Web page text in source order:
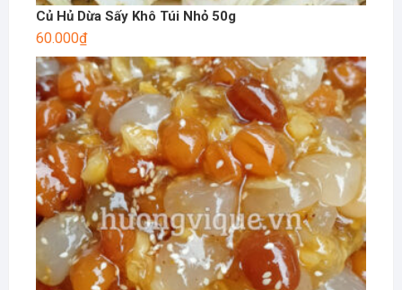
Củ Hủ Dừa Sấy Khô Túi Nhỏ 50g
60.000₫